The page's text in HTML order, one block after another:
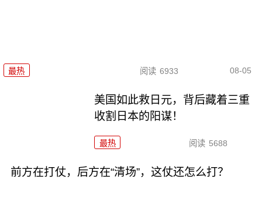
最热 阅读 6933 08-05
美国如此救日元，背后藏着三重
收割日本的阳谋！
最热 阅读 5688
前方在打仗，后方在“清场”，这仗还怎么打？